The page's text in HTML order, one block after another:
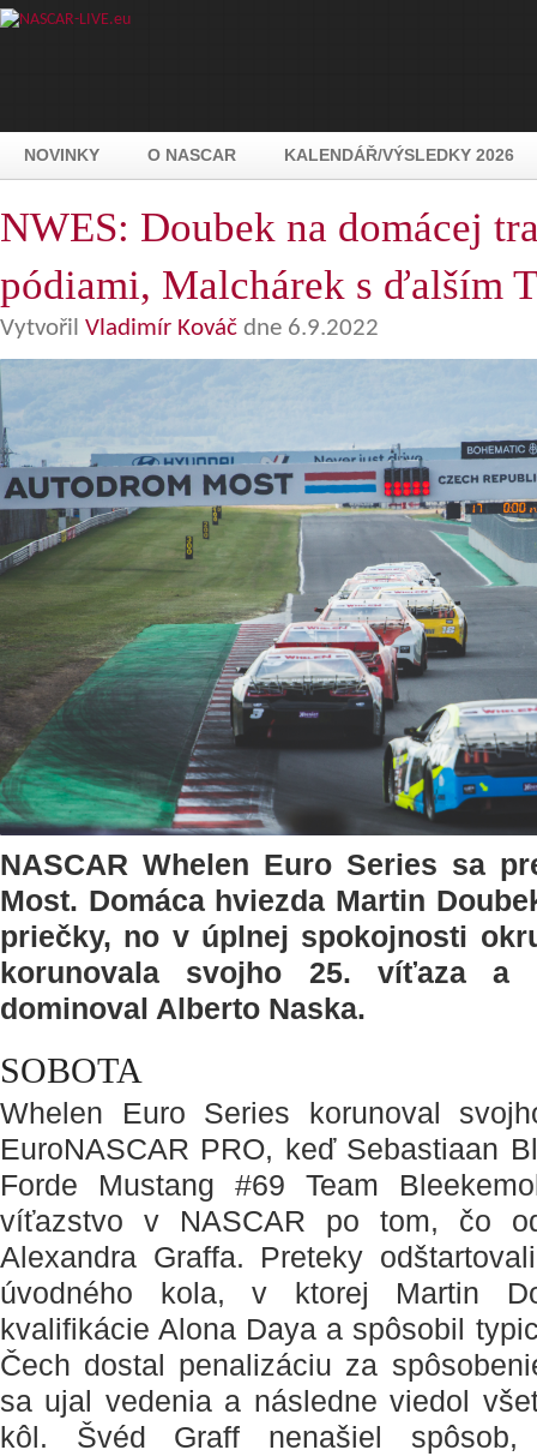
NOVINKY O NASCAR KALENDÁŘ/VÝSLEDKY 2026
NWES: Doubek na domácej
pódiami, Malchárek s ďalším
Vytvořil Vladimír Kováč dne 6.9.2022
NASCAR Whelen Euro Series sa
Most. Domáca hviezda Martin
priečky, no v úplnej spokojnosti
korunovala svojho 25. víťaza
dominoval Alberto Naska.
SOBOTA
Whelen Euro Series korunoval
EuroNASCAR PRO, keď Sebastiaan
Forde Mustang #69 Team
víťazstvo v NASCAR po tom, čo
Alexandra Graffa. Preteky
úvodného kola, v ktorej Martin
kvalifikácie Alona Daya a spôsobil
Čech dostal penalizáciu za
sa ujal vedenia a následne viedol
kôl. Švéd Graff nenašiel